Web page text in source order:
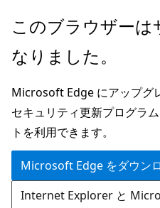
メ
ン
ン
テ
ン
ツ
に
ス
このブラウザーは
なりました。
Microsoft Edge にアップグ
セキュリティ更新プログラ
トを利用できます。
Microsoft Edge をダウン
Internet Explorer と